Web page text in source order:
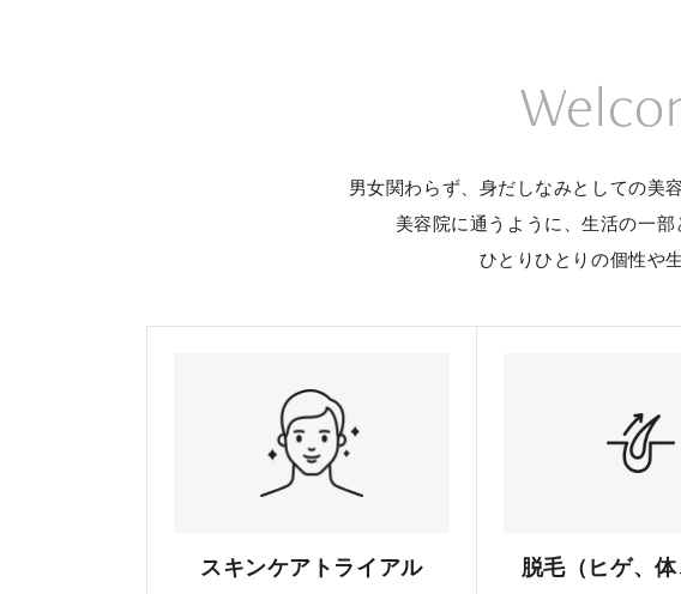
男女関わらず、身だしなみとしての美
美容院に通うように、生活の一部
ひとりひとりの個性や
スキンケアトライアル 脱毛（ヒゲ、体